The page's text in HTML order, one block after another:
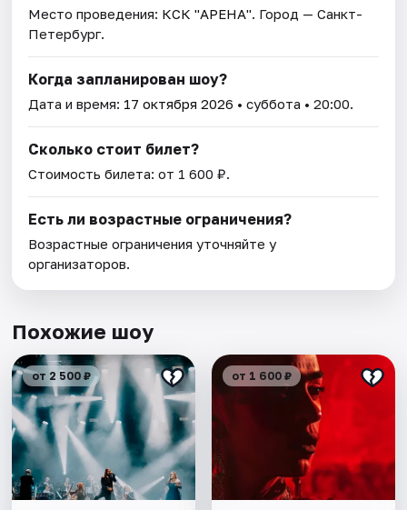
Место проведения: КСК "АРЕНА". Город — Санкт-
Петербург.
Когда запланирован шоу?
Дата и время: 17 октября 2026 • суббота • 20:00.
Сколько стоит билет?
Стоимость билета: от 1 600 ₽.
Есть ли возрастные ограничения?
Возрастные ограничения уточняйте у
организаторов.
Похожие шоу
от 2 500 ₽ от 1 600 ₽